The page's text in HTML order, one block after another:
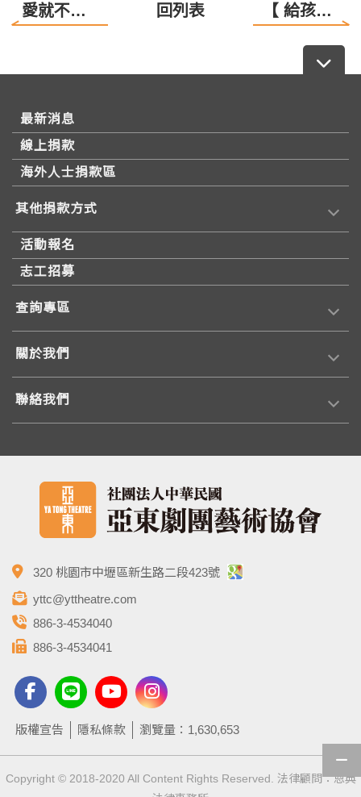
愛就不孤單，關懷行動進行中~ 回列表 【 給孩子不一樣的啟發~音樂劇訓練營！】
最新消息
線上捐款
海外人士捐款區
其他捐款方式
活動報名
志工招募
查詢專區
關於我們
聯絡我們
320 桃園市中壢區新生路二段423號
yttc@yttheatre.com
886-3-4534040
886-3-4534041
版權宣告 隱私條款 瀏覽量：1,630,653
Copyright © 2018-2020 All Content Rights Reserved. 法律顧問：恩典